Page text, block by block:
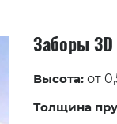
Заборы 3D
Высота: от
Толщина